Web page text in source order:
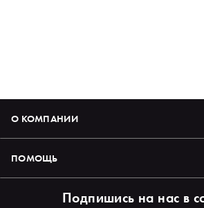
О КОМПАНИИ
ПОМОЩЬ
Подпишись на нас в